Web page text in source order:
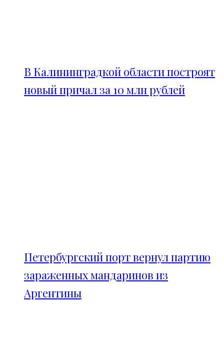
В Калининградкой области построят
новый причал за 10 млн рублей
Петербургский порт вернул партию
зараженных мандаринов из
Аргентины